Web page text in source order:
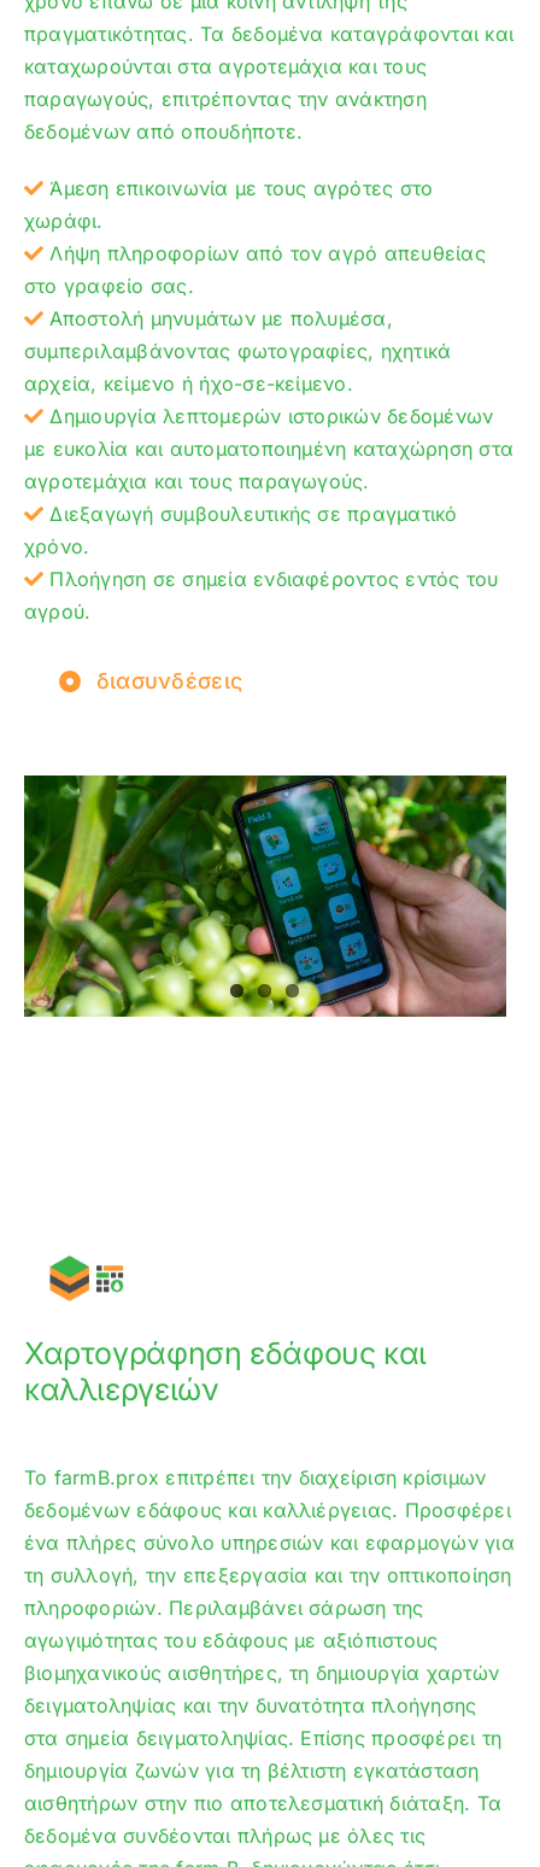
πραγματικότητας. Τα δεδομένα καταγράφονται και
καταχωρούνται στα αγροτεμάχια και τους
παραγωγούς, επιτρέποντας την ανάκτηση
δεδομένων από οπουδήποτε.
Άμεση επικοινωνία με τους αγρότες στο
χωράφι.
Λήψη πληροφορίων από τον αγρό απευθείας
στο γραφείο σας.
Αποστολή μηνυμάτων με πολυμέσα,
συμπεριλαμβάνοντας φωτογραφίες, ηχητικά
αρχεία, κείμενο ή ήχο-σε-κείμενο.
Δημιουργία λεπτομερών ιστορικών δεδομένων
με ευκολία και αυτοματοποιημένη καταχώρηση στα
αγροτεμάχια και τους παραγωγούς.
Διεξαγωγή συμβουλευτικής σε πραγματικό
χρόνο.
Πλοήγηση σε σημεία ενδιαφέροντος εντός του
αγρού.
διασυνδέσεις
Χαρτογράφηση εδάφους και
καλλιεργειών
Το farmB.prox επιτρέπει την διαχείριση κρίσιμων
δεδομένων εδάφους και καλλιέργειας. Προσφέρει
ένα πλήρες σύνολο υπηρεσιών και εφαρμογών για
τη συλλογή, την επεξεργασία και την οπτικοποίηση
πληροφοριών. Περιλαμβάνει σάρωση της
αγωγιμότητας του εδάφους με αξιόπιστους
βιομηχανικούς αισθητήρες, τη δημιουργία χαρτών
δειγματοληψίας και την δυνατότητα πλοήγησης
στα σημεία δειγματοληψίας. Επίσης προσφέρει τη
δημιουργία ζωνών για τη βέλτιστη εγκατάσταση
αισθητήρων στην πιο αποτελεσματική διάταξη. Τα
δεδομένα συνδέονται πλήρως με όλες τις